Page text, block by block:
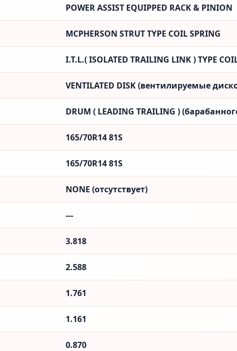
POWER ASSIST EQUIPPED RACK & PINION
MCPHERSON STRUT TYPE COIL SPRING
I.T.L.( ISOLATED TRAILING LINK ) TYPE
VENTILATED DISK (вентилируемые
DRUM ( LEADING TRAILING )
165/70R14 81S
165/70R14 81S
NONE (отсутствует)
---
3.818
2.588
1.761
1.161
0.870